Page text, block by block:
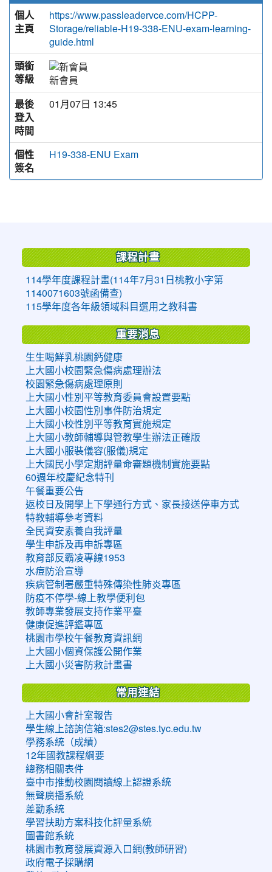
個人
主頁
https://www.passleadervce.com/HCPP-
Storage/reliable-H19-338-ENU-exam-learning-
guide.html
頭銜
等級
新會員
最後
登入
時間
01月07日 13:45
個性
簽名
H19-338-ENU Exam
課程計畫
114學年度課程計畫(114年7月31日桃教小字第
1140071603號函備查)
115學年度各年級領域科目選用之教科書
重要消息
生生喝鮮乳桃園鈣健康
上大國小校園緊急傷病處理辦法
校園緊急傷病處理原則
上大國小性別平等教育委員會設置要點
上大國小校園性別事件防治規定
上大國小校性別平等教育實施規定
上大國小教師輔導與管教學生辦法正確版
上大國小服裝儀容(服儀)規定
上大國民小學定期評量命審題機制實施要點
60週年校慶紀念特刊
午餐重要公告
返校日及開學上下學通行方式、家長接送停車方式
特教輔導參考資料
全民資安素養自我評量
學生申訴及再申訴專區
教育部反霸凌專線1953
水痘防治宣導
疾病管制署嚴重特殊傳染性肺炎專區
防疫不停學-線上教學便利包
教師專業發展支持作業平臺
健康促進評鑑專區
桃園市學校午餐教育資訊網
上大國小個資保護公開作業
上大國小災害防救計畫書
常用連結
上大國小會計室報告
學生線上諮詢信箱:stes2@stes.tyc.edu.tw
學務系統（成績）
12年國教課程綱要
總務相關表件
臺中市推動校園閱讀線上認證系統
無聲廣播系統
差勤系統
學習扶助方案科技化評量系統
圖書館系統
桃園市教育發展資源入口網(教師研習)
政府電子採購網